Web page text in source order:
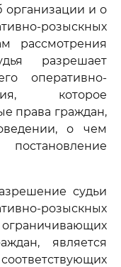
организации и о
розыскных
рассмотрения
разрешает
оперативно-
которое
права граждан,
о чем
судьи
розыскных
является